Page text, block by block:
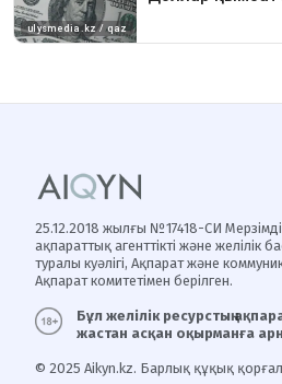
25.12.2018 жылғы №17418-СИ
ақпараттық агенттікті және желілік
туралы куәлігі, Ақпарат және
Ақпарат комитетімен берілген.
Бұл желілік ресурстың
жастан асқан оқырманға
© 2025 Aikyn.kz. Барлық құқық